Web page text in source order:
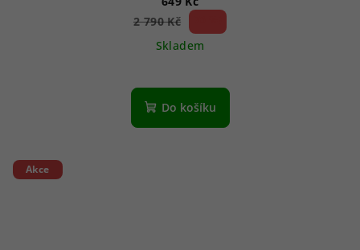
2 790 Kč
Skladem
Do košíku
Akce